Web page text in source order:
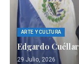
ARTE Y CULTURA
Edgardo
29 Julio, 2026